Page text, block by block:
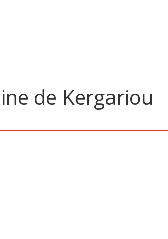
de Kergariou